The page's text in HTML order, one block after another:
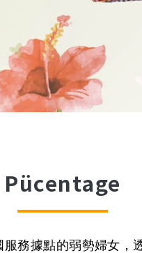
Pücentage
務據點的弱勢婦女